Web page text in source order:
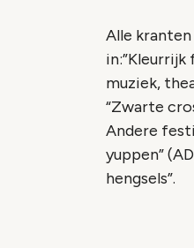
Alle
in:”Kleurrijk
muziek,
“Zwarte
Andere
yuppen”
hengsels”.